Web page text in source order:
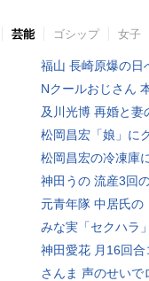
芸能 ゴシップ 女子
福山 長崎原爆の日
Nクールおじさん
及川光博 再婚と妻
松岡昌宏「娘」に
松岡昌宏の冷凍庫
神田うの 流産3回
元青年隊 中居氏の
みな実「セクハラ
神田愛花 月16回合
さんま 声のせいで